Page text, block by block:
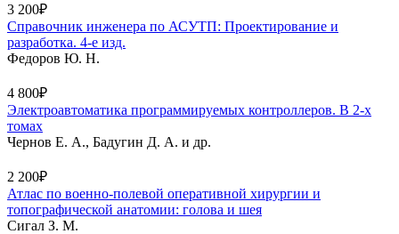
3 200₽
Справочник инженера по АСУТП: Проектирование и
разработка. 4-е изд.
Федоров Ю. Н.
4 800₽
Электроавтоматика программируемых контроллеров. В 2-х
томах
Чернов Е. А., Бадугин Д. А. и др.
2 200₽
Атлас по военно-полевой оперативной хирургии и
топографической анатомии: голова и шея
Сигал З. М.